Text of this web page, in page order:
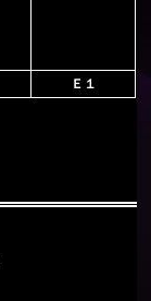
Ｅ１